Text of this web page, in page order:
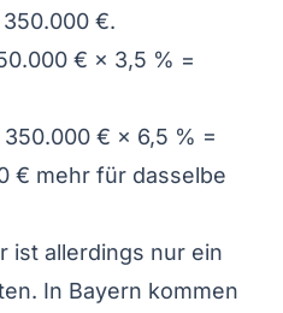
€.
€ × 3,5 % =
350.000 € × 6,5 % =
€ mehr für dasselbe
ist allerdings nur ein
In Bayern kommen